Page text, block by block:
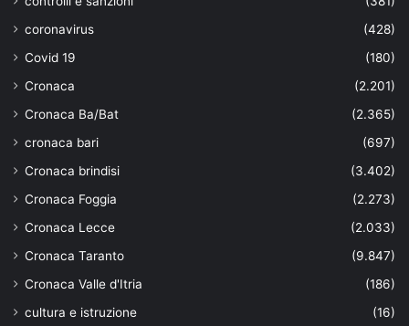
coronavirus
(428)
Covid 19
(180)
Cronaca
(2.201)
Cronaca Ba/Bat
(2.365)
cronaca bari
(697)
Cronaca brindisi
(3.402)
Cronaca Foggia
(2.273)
Cronaca Lecce
(2.033)
Cronaca Taranto
(9.847)
Cronaca Valle d'Itria
(186)
cultura e istruzione
(16)